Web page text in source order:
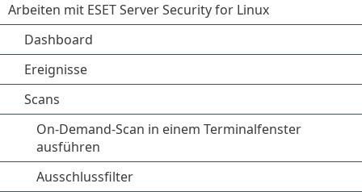
Arbeiten mit ESET Server Security for Linux
Dashboard
Ereignisse
Scans
On-Demand-Scan in einem Terminalfenster
ausführen
Ausschlussfilter